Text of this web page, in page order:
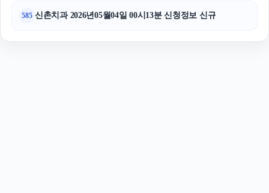
585 신촌치과 2026년05월04일 00시13분 신청정보 신규